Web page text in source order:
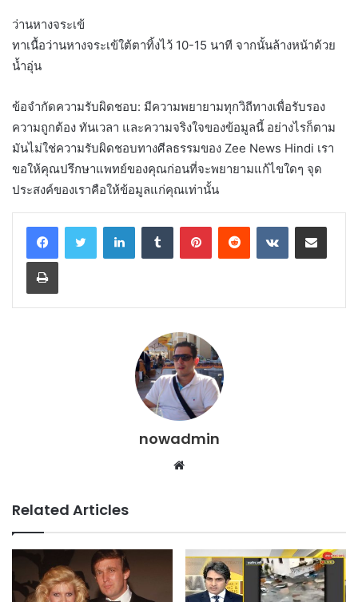
ว่านหางจระเข้
ทาเนื้อว่านหางจระเข้ใต้ตาทิ้งไว้ 10-15 นาที จากนั้นล้างหน้าด้วย
น้ำอุ่น
ข้อจำกัดความรับผิดชอบ: มีความพยายามทุกวิถีทางเพื่อรับรอง
ความถูกต้อง ทันเวลา และความจริงใจของข้อมูลนี้ อย่างไรก็ตาม
มันไม่ใช่ความรับผิดชอบทางศีลธรรมของ Zee News Hindi เรา
ขอให้คุณปรึกษาแพทย์ของคุณก่อนที่จะพยายามแก้ไขใดๆ จุด
ประสงค์ของเราคือให้ข้อมูลแก่คุณเท่านั้น
LinkedInTumblr PinterestReddit VKontakteShare via Email
Print
nowadmin
Website
Related Articles